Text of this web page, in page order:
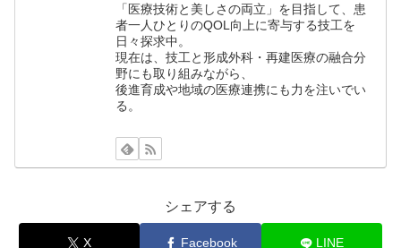
「医療技術と美しさの両立」を目指して、患
者一人ひとりのQOL向上に寄与する技工を
日々探求中。
現在は、技工と形成外科・再建医療の融合分
野にも取り組みながら、
後進育成や地域の医療連携にも力を注いでい
る。
シェアする
X Facebook LINE